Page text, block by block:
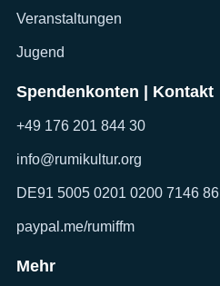
Veranstaltungen
Jugend
Spendenkonten | Kontakt
+49 176 201 844 30
info@rumikultur.org
DE91 5005 0201 0200 7146 86
paypal.me/rumiffm
Mehr